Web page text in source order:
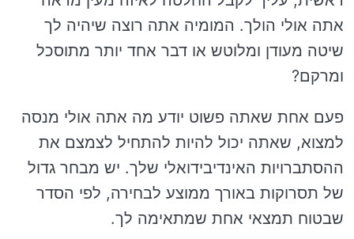
אתה אולי הולך. המומיה אתה רוצה שיהיה לך
שיטה מעודן ומלוטש או דבר אחד יותר מתוסכל
ומרקם?
פעם אחת שאתה פשוט יודע מה אתה אולי מנסה
למצוא, שאתה יכול להיות להתחיל לצמצם את
ההסתברויות האינדיבידואלי שלך. יש מבחר גדול
של תסרוקות באורך ממוצע לבחירה, לפי הסדר
שבטוח תמצאי אחת שמתאימה לך.